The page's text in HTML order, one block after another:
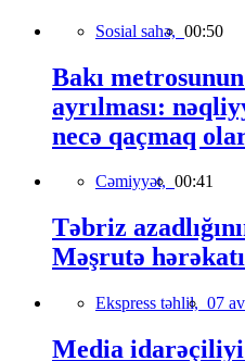
Sosial sahə, 00:50
Bakı
ayrılması:
necə qaçmaq
Cəmiyyət, 00:41
Təbriz
Məşrutə
Ekspress təhlil, 07
Media